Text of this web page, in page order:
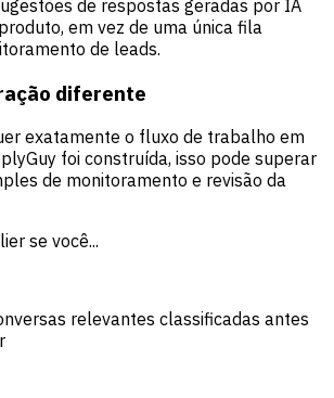
de respostas geradas por IA
em vez de uma única fila
de leads.
diferente
exatamente o fluxo de trabalho em
foi construída, isso pode superar
de monitoramento e revisão da
se você...
relevantes classificadas antes